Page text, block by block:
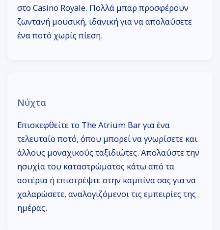
στο Casino Royale. Πολλά μπαρ προσφέρουν
ζωντανή μουσική, ιδανική για να απολαύσετε
ένα ποτό χωρίς πίεση.
Νύχτα
Επισκεφθείτε το The Atrium Bar για ένα
τελευταίο ποτό, όπου μπορεί να γνωρίσετε και
άλλους μοναχικούς ταξιδιώτες. Απολαύστε την
ησυχία του καταστρώματος κάτω από τα
αστέρια ή επιστρέψτε στην καμπίνα σας για να
χαλαρώσετε, αναλογιζόμενοι τις εμπειρίες της
ημέρας.